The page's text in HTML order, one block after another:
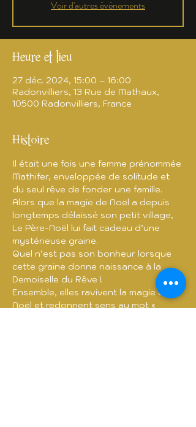
Voir d'autres événements
Heure et lieu
27 déc. 2024, 15:00 – 16:00
Radonvilliers, 13 Rue de Mathaux,
10500 Radonvilliers, France
Histoire
Il était une fois une femme prénommée
Mathifer, enveloppée de solitude et
du seul rêve de fonder une famille.
Alors que la magie de Noël a depuis
longtemps délaissé son petit village,
Le Père-Noël lui fait cadeau d’une
mystérieuse graine.
Quel n’est pas son bonheur lorsque
cette graine donne naissance à la
Demoiselle du Rêve !
Ensemble, elles ravivent la magie de
Noël et redonnent sens au mot «